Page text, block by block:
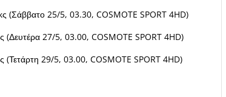
(Σάββατο 25/5, 03.30, COSMOTE SPORT 4HD)
27/5, 03.00, COSMOTE SPORT 4HD)
29/5, 03.00, COSMOTE SPORT 4HD)